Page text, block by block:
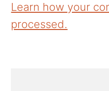
Learn how your
processed.